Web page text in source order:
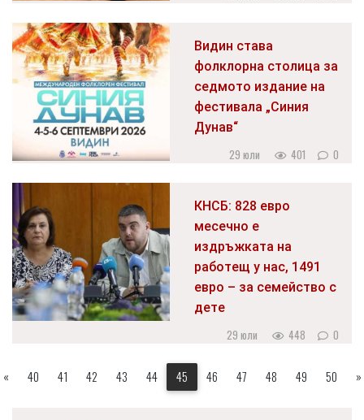
Видин става
фолклорна столица за
седмото издание на
фестивала „Синия
Дунав“
29 юли 401 0
КНСБ: 828 евро
месечно е
издръжката на
работещ у нас, 1491
евро – за семейство с
дете
29 юли 448 0
« 40 41 42 43 44 45 46 47 48 49 50 »